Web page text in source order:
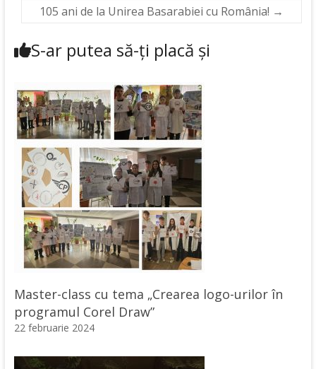
105 ani de la Unirea Basarabiei cu România! →
S-ar putea să-ți placă și
Master-class cu tema „Crearea logo-urilor în
programul Corel Draw”
22 februarie 2024